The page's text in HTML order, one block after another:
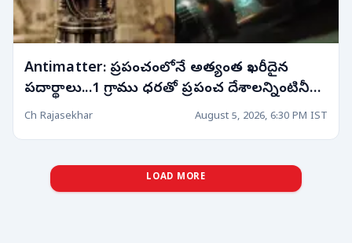
Antimatter: ప్రపంచంలోనే అత్యంత ఖరీదైన
పదార్థాలు...1 గ్రాము ధరతో ప్రపంచ దేశాలన్నింటినీ
కొనేయవచ్చు!
Ch Rajasekhar August 5, 2026, 6:30 PM IST
LOAD MORE